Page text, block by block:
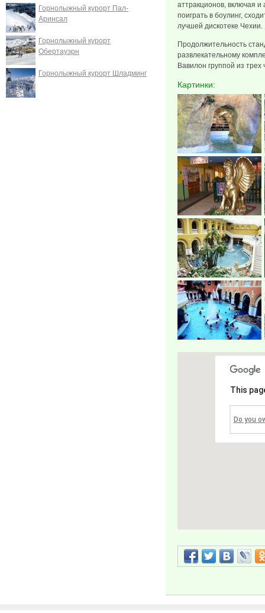
аттракционов, включая и
поиграть в боулинг,
лучшей дискотеке Чехии.
Продолжительность
развлекательному
Вавилон группой из
Картинки:
This
Do you
Горнолыжный курорт Пал-
Аринсал
Горнолыжный курорт
Обертауэрн
Горнолыжный курорт Шладминг